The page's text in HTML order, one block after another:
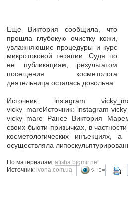
Еще Виктория сообщила, что
прошла глубокую очистку кожи,
увлажняющие процедуры и курс
микротоковой терапии. Судя по
ее публикациям, результатом
посещения косметолога
деятельница осталась довольна.
Источник: instagram
vicky_mareИсточник: instagram
vicky_mare Ранее Виктория
своих бьюти-привычках, в
косметологических инъекциях,
осуществляла
По материалам: afisha.bigmir.net
Источник: ivona.com.ua